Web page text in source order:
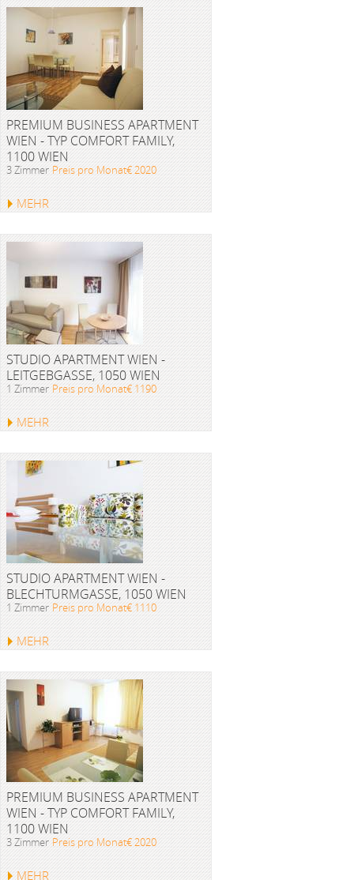
PREMIUM BUSINESS APARTMENT
WIEN - TYP COMFORT FAMILY,
1100 WIEN
3 Zimmer Preis pro Monat€ 2020
MEHR
STUDIO APARTMENT WIEN -
LEITGEBGASSE, 1050 WIEN
1 Zimmer Preis pro Monat€ 1190
MEHR
STUDIO APARTMENT WIEN -
BLECHTURMGASSE, 1050 WIEN
1 Zimmer Preis pro Monat€ 1110
MEHR
PREMIUM BUSINESS APARTMENT
WIEN - TYP COMFORT FAMILY,
1100 WIEN
3 Zimmer Preis pro Monat€ 2020
MEHR